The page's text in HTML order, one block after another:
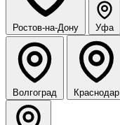
Ростов-на-Дону Уфа
Волгоград Краснодар